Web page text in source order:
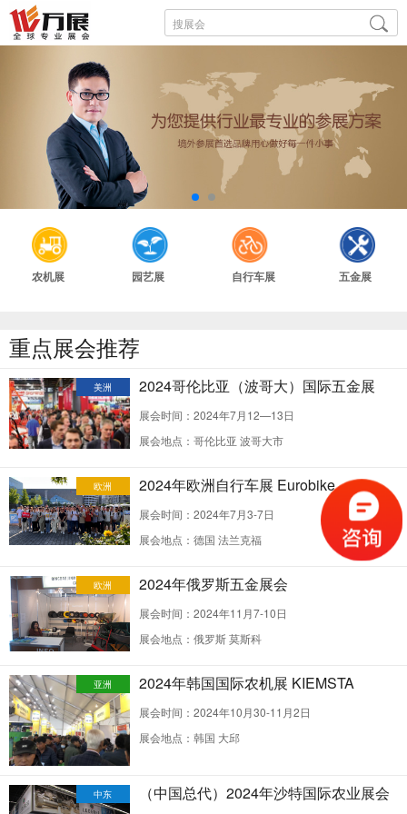
农机展 园艺展 自行车展 五金展
重点展会推荐
美洲 2024哥伦比亚（波哥大）国际五金展
展会时间：2024年7月12—13日
展会地点：哥伦比亚 波哥大市
欧洲 2024年欧洲自行车展 Eurobike
展会时间：2024年7月3-7日
展会地点：德国 法兰克福
欧洲 2024年俄罗斯五金展会
展会时间：2024年11月7-10日
展会地点：俄罗斯 莫斯科
亚洲 2024年韩国国际农机展 KIEMSTA
展会时间：2024年10月30-11月2日
展会地点：韩国 大邱
中东 （中国总代）2024年沙特国际农业展会